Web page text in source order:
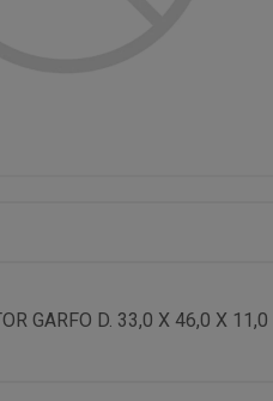
GARFO D. 33,0 X 46,0 X